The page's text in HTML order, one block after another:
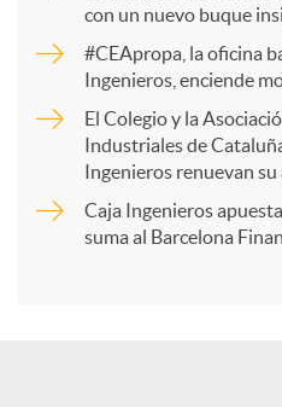
r
con un nuevo buque
#CEApropa, la oficina
Ingenieros, enciende
El Colegio y la
Industriales de
Ingenieros renuevan
Caja Ingenieros
suma al Barcelona